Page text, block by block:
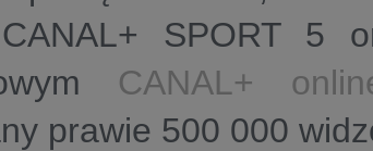
SPORT 5
CANAL+
prawie 500 000